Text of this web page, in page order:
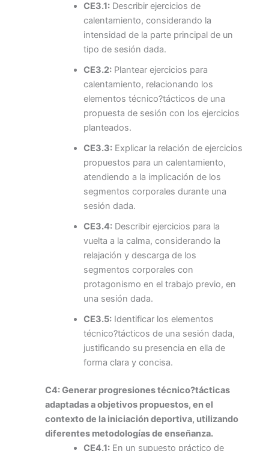
CE3.1:Describir ejercicios de
calentamiento, considerando la
intensidad de la parte principal de un
tipo de sesión dada.
CE3.2:Plantear ejercicios para
calentamiento, relacionando los
elementos técnico?tácticos de una
propuesta de sesión con los ejercicios
planteados.
CE3.3:Explicar la relación de ejercicios
propuestos para un calentamiento,
atendiendo a la implicación de los
segmentos corporales durante una
sesión dada.
CE3.4:Describir ejercicios para la
vuelta a la calma, considerando la
relajación y descarga de los
segmentos corporales con
protagonismo en el trabajo previo, en
una sesión dada.
CE3.5:Identificar los elementos
técnico?tácticos de una sesión dada,
justificando su presencia en ella de
forma clara y concisa.
C4: Generar progresiones técnico?tácticas
adaptadas a objetivos propuestos, en el
contexto de la iniciación deportiva, utilizando
diferentes metodologías de enseñanza.
CE4.1:En un supuesto práctico de